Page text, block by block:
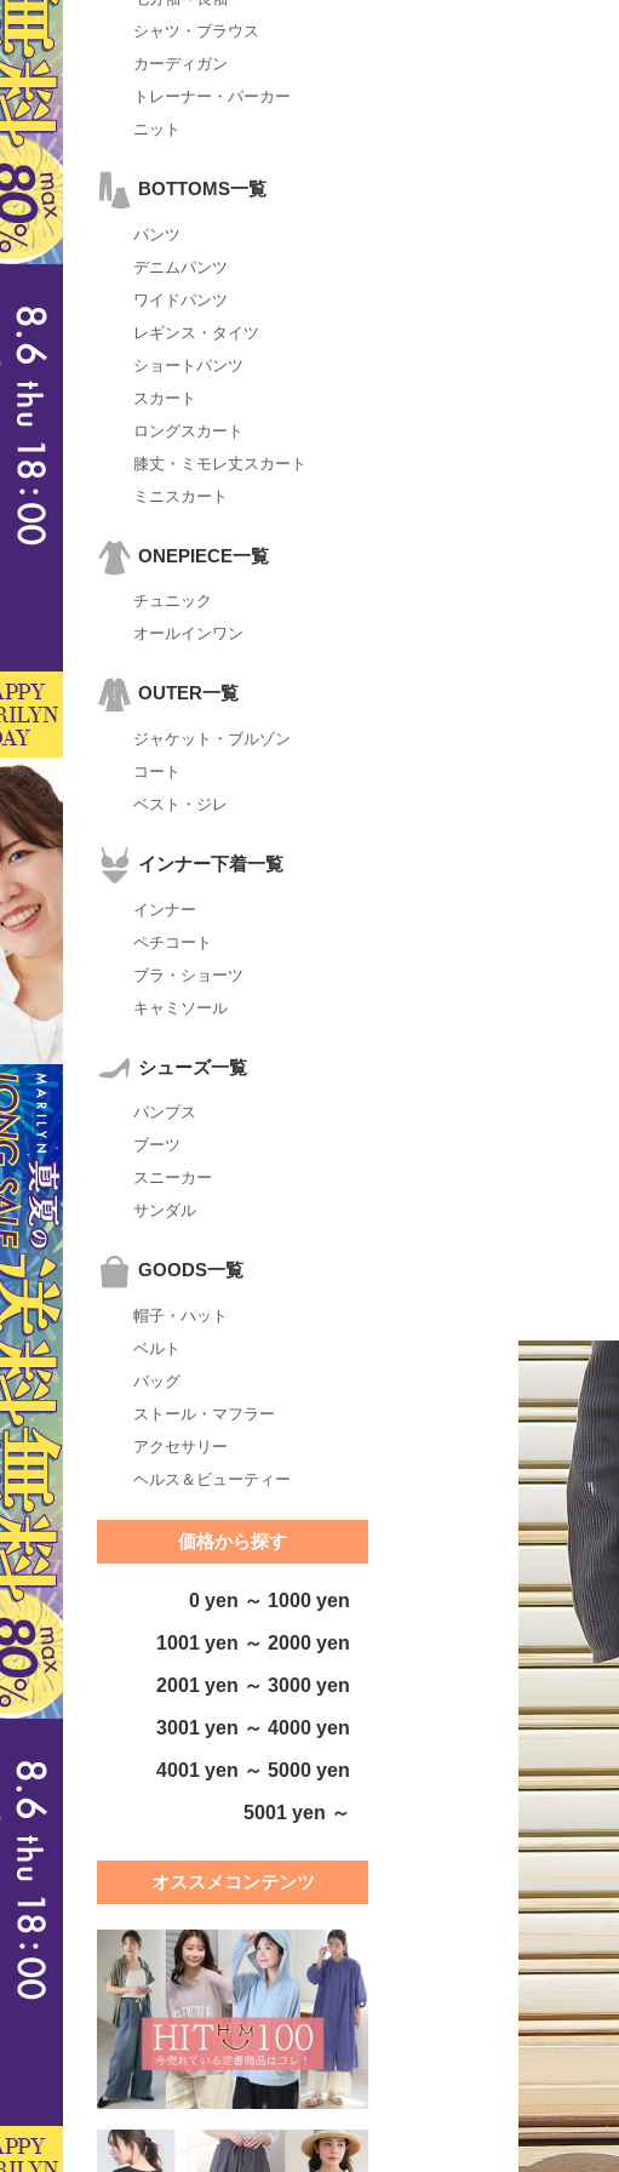
シャツ・ブラウス
カーディガン
トレーナー・パーカー
ニット
BOTTOMS一覧
パンツ
デニムパンツ
ワイドパンツ
レギンス・タイツ
ショートパンツ
スカート
ロングスカート
膝丈・ミモレ丈スカート
ミニスカート
ONEPIECE一覧
チュニック
オールインワン
OUTER一覧
ジャケット・ブルゾン
コート
ベスト・ジレ
インナー下着一覧
インナー
ペチコート
ブラ・ショーツ
キャミソール
シューズ一覧
パンプス
ブーツ
スニーカー
サンダル
GOODS一覧
帽子・ハット
ベルト
バッグ
ストール・マフラー
アクセサリー
ヘルス＆ビューティー
価格から探す
0 yen ～ 1000 yen
1001 yen ～ 2000 yen
2001 yen ～ 3000 yen
3001 yen ～ 4000 yen
4001 yen ～ 5000 yen
5001 yen ～
オススメコンテンツ